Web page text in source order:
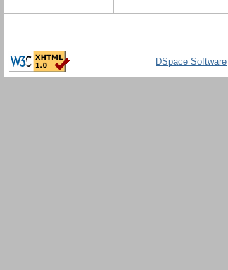
DSpace Software